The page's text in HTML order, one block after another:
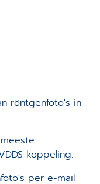
röntgenfoto's in
koppeling.
per e-mail